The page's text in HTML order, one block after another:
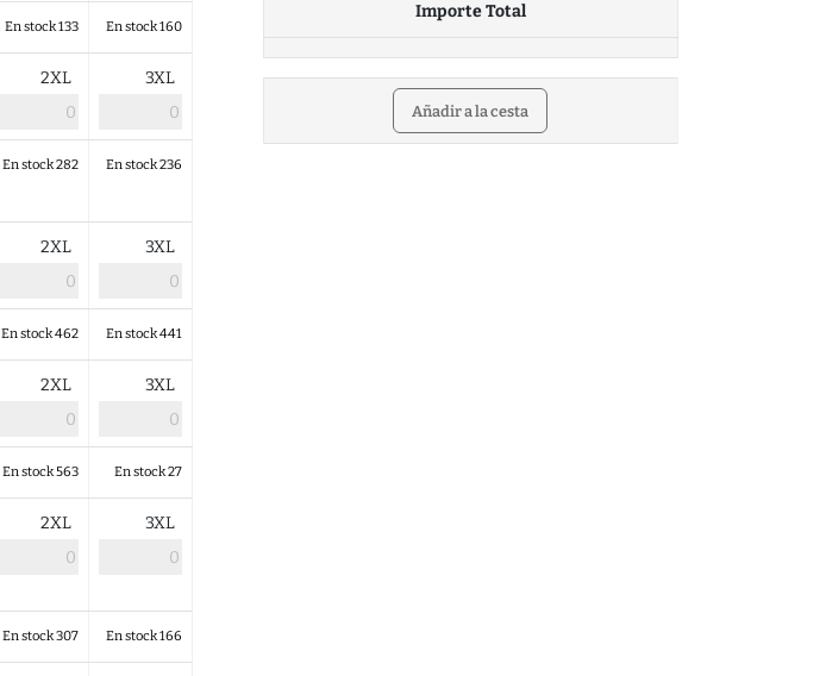
En stock 133 En stock 160
2XL 3XL
En stock 282 En stock 236
2XL 3XL
En stock 462 En stock 441
2XL 3XL
En stock 563 En stock 27
2XL 3XL
En stock 307 En stock 166
Importe Total
Añadir a la cesta